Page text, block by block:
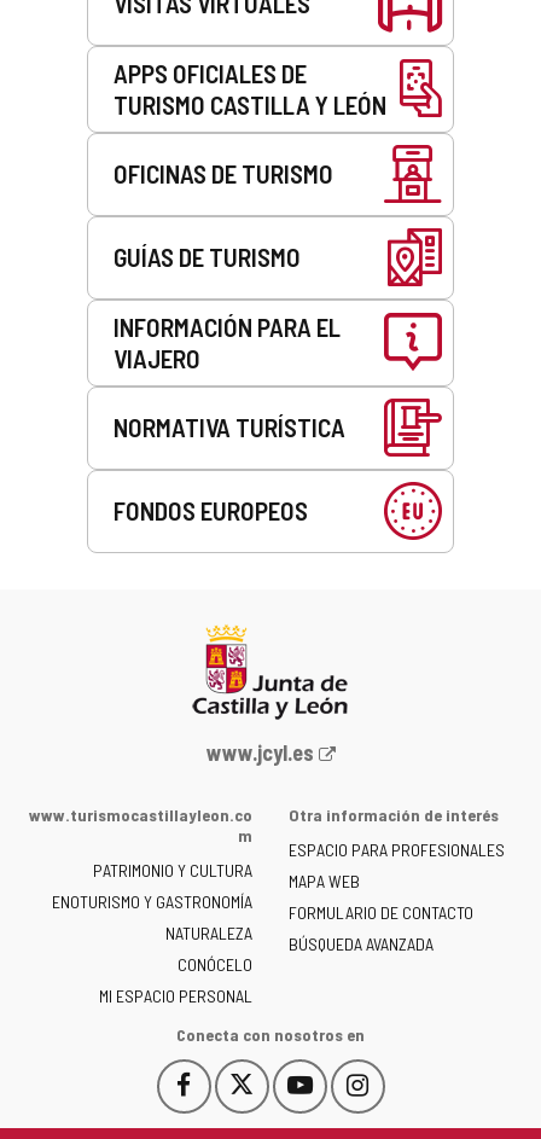
APPS OFICIALES DE
TURISMO CASTILLA Y LEÓN
OFICINAS DE TURISMO
GUÍAS DE TURISMO
INFORMACIÓN PARA EL
VIAJERO
NORMATIVA TURÍSTICA
FONDOS EUROPEOS
Portal
la
de
Castilla
y
León
-
www.jcyl.es
www.turismocastillayleon.co
m
PATRIMONIO Y CULTURA
ENOTURISMO Y GASTRONOMÍA
NATURALEZA
CONÓCELO
MI ESPACIO PERSONAL
Otra información de interés
ESPACIO PARA PROFESIONALES
MAPA WEB
FORMULARIO DE CONTACTO
BÚSQUEDA AVANZADA
Conecta con nosotros en
Facebook
Este
enlace
Este
enlace
YouTube
Este
enlace
Instagram
Este
enlace